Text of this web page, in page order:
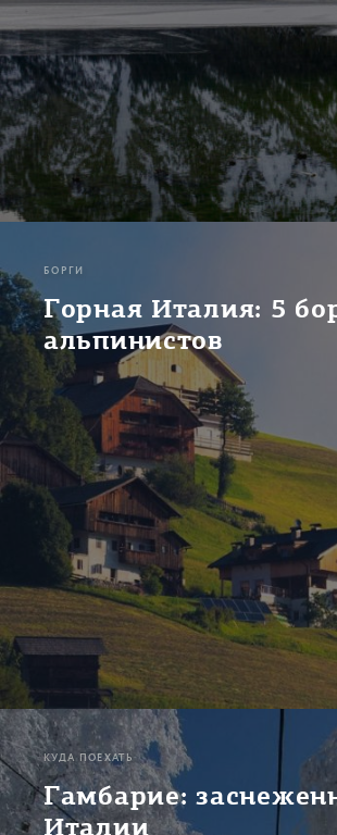
БОРГИ
Горная Италия: 5
альпинистов
КУДА ПОЕХАТЬ
Гамбарие:
Италии